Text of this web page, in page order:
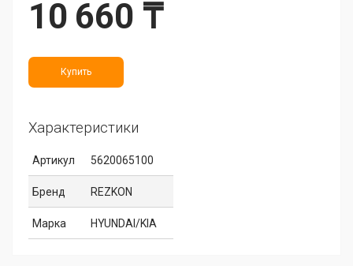
10 660 ₸
Купить
Характеристики
Артикул 5620065100
Бренд REZKON
Марка HYUNDAI/KIA